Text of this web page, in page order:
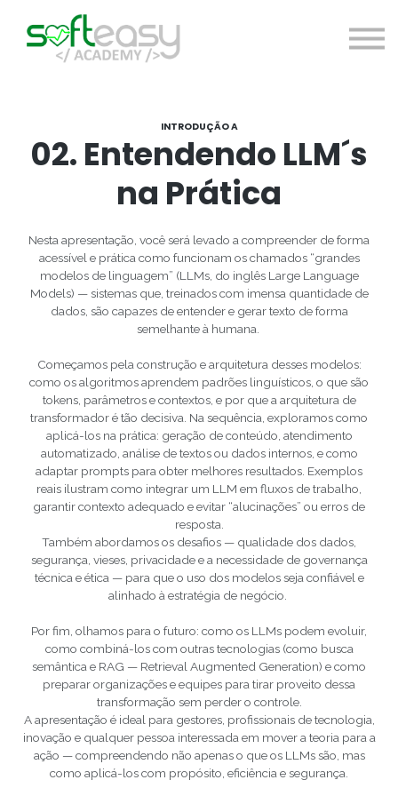
A Softeasy Academy
Acessar
INTRODUÇÃO A
02. Entendendo LLM´s
na Prática
Nesta apresentação, você será levado a compreender de forma
acessível e prática como funcionam os chamados “grandes
modelos de linguagem” (LLMs, do inglês Large Language
Models) — sistemas que, treinados com imensa quantidade de
dados, são capazes de entender e gerar texto de forma
semelhante à humana.
Começamos pela construção e arquitetura desses modelos:
como os algoritmos aprendem padrões linguísticos, o que são
tokens, parâmetros e contextos, e por que a arquitetura de
transformador é tão decisiva. Na sequência, exploramos como
aplicá-los na prática: geração de conteúdo, atendimento
automatizado, análise de textos ou dados internos, e como
adaptar prompts para obter melhores resultados. Exemplos
reais ilustram como integrar um LLM em fluxos de trabalho,
garantir contexto adequado e evitar “alucinações” ou erros de
resposta.
Também abordamos os desafios — qualidade dos dados,
segurança, vieses, privacidade e a necessidade de governança
técnica e ética — para que o uso dos modelos seja confiável e
alinhado à estratégia de negócio.
Por fim, olhamos para o futuro: como os LLMs podem evoluir,
como combiná-los com outras tecnologias (como busca
semântica e RAG — Retrieval Augmented Generation) e como
preparar organizações e equipes para tirar proveito dessa
transformação sem perder o controle.
A apresentação é ideal para gestores, profissionais de tecnologia,
inovação e qualquer pessoa interessada em mover a teoria para a
ação — compreendendo não apenas o que os LLMs são, mas
como aplicá-los com propósito, eficiência e segurança.